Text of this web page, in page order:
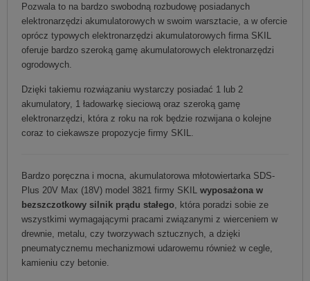
Pozwala to na bardzo swobodną rozbudowę posiadanych
elektronarzędzi akumulatorowych w swoim warsztacie, a w ofercie
oprócz typowych elektronarzędzi akumulatorowych firma SKIL
oferuje bardzo szeroką gamę akumulatorowych elektronarzędzi
ogrodowych.
Dzięki takiemu rozwiązaniu wystarczy posiadać 1 lub 2
akumulatory, 1 ładowarkę sieciową oraz szeroką gamę
elektronarzędzi, która z roku na rok będzie rozwijana o kolejne
coraz to ciekawsze propozycje firmy SKIL.
Bardzo poręczna i mocna, akumulatorowa młotowiertarka SDS-
Plus 20V Max (18V) model 3821 firmy SKIL wyposażona w
bezszczotkowy silnik prądu stałego , która poradzi sobie ze
wszystkimi wymagającymi pracami związanymi z wierceniem w
drewnie, metalu, czy tworzywach sztucznych, a dzięki
pneumatycznemu mechanizmowi udarowemu również w cegle,
kamieniu czy betonie.